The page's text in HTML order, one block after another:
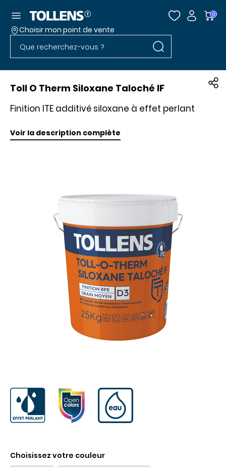
0
Passer la liste des magasins et aller au pied
Choisir mon point de vente
Rechercher dans le site Rechercher
Accéder au menu
Toll O Therm Siloxane Taloché IF
Finition ITE additivé siloxane à effet perlant
Voir la description complète
Choisissez votre couleur